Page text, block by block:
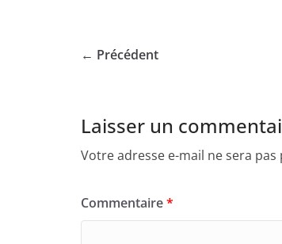
← Précédent
Laisser un
Votre adresse e-mail ne sera pas
Commentaire*